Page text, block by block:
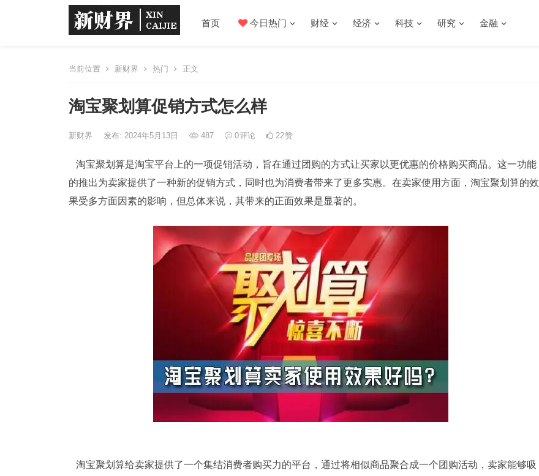
首页 今日热门 财经 经济 科技 研究 金融
当前位置 新财界 热门 正文
淘宝聚划算促销方式怎么样
新财界 发布: 2024年5月13日 487 0评论 22赞
淘宝聚划算是淘宝平台上的一项促销活动，旨在通过团购的方式让买家以更优惠的价格购买商品。这一功能
的推出为卖家提供了一种新的促销方式，同时也为消费者带来了更多实惠。在卖家使用方面，淘宝聚划算的效
果受多方面因素的影响，但总体来说，其带来的正面效果是显著的。
淘宝聚划算给卖家提供了一个集结消费者购买力的平台，通过将相似商品聚合成一个团购活动，卖家能够吸